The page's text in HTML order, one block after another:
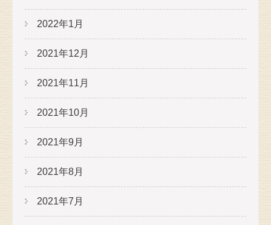
2022年1月
2021年12月
2021年11月
2021年10月
2021年9月
2021年8月
2021年7月